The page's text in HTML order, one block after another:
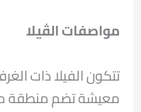
مواصفات الڤيلا
تتكون الفيلا ذات
معيشة تضم منطقة